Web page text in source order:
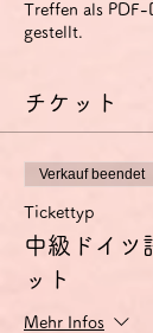
Treffen als PDF-
gestellt.
チケット
Verkauf beendet
Tickettyp
中級ドイツ
ット
Mehr Infos